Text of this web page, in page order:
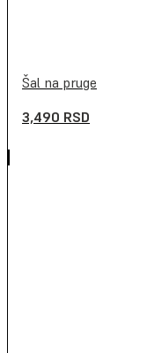
Šal na pruge
3,490 RSD